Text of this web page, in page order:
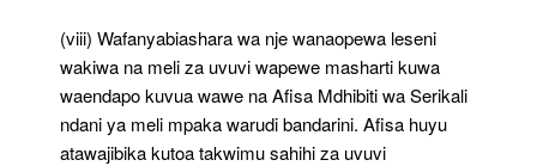
(viii) Wafanyabiashara wa nje wanaopewa leseni
wakiwa na meli za uvuvi wapewe masharti kuwa
waendapo kuvua wawe na Afisa Mdhibiti wa Serikali
ndani ya meli mpaka warudi bandarini. Afisa huyu
atawajibika kutoa takwimu sahihi za uvuvi